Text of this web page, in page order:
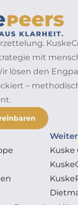
mit
lösen den
–
Kuske